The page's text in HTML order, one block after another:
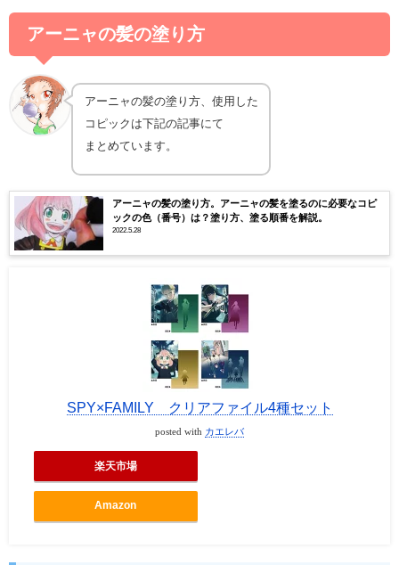
アーニャの髪の塗り方
アーニャの髪の塗り方、使用した
コピックは下記の記事にて
まとめています。
アーニャの髪の塗り方。アーニャの髪を塗るのに必要なコピ
ックの色（番号）は？塗り方、塗る順番を解説。
2022.5.28
SPY×FAMILY クリアファイル4種セット
posted with カエレバ
楽天市場
Amazon